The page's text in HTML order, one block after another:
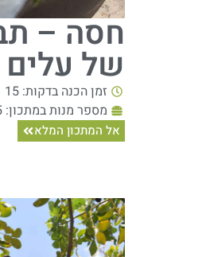
חסה –
של
זמן הכנה בדקות: 15
מספר מנות במתכון: 5
אל המתכון המלא